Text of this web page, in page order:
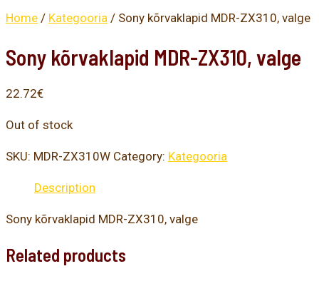
Home / Kategooria / Sony kõrvaklapid MDR-ZX310, valge
Sony kõrvaklapid MDR-ZX310, valge
22.72€
Out of stock
SKU: MDR-ZX310W Category: Kategooria
Description
Sony kõrvaklapid MDR-ZX310, valge
Related products